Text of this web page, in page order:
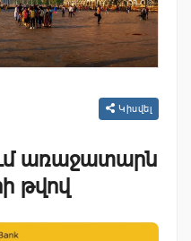
Կիսվել
առաջատարն
թվով